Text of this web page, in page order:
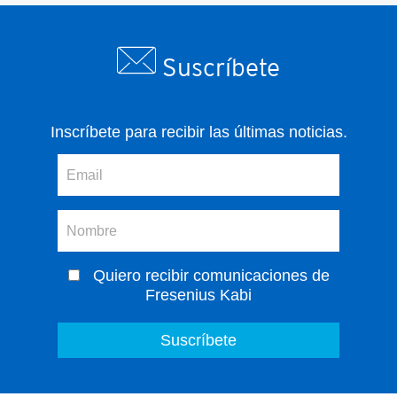
Suscríbete
Inscríbete para recibir las últimas noticias.
Quiero recibir comunicaciones de
Fresenius Kabi